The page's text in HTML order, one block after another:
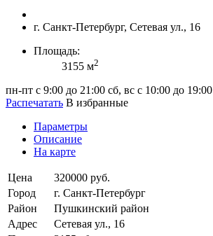
г. Санкт-Петербург, Сетевая ул., 16
Площадь:
3155 м2
пн-пт с 9:00 до 21:00 сб, вс с 10:00 до 19:00
Распечатать В избранные
Параметры
Описание
На карте
Цена
320000 руб.
Город
г. Санкт-Петербург
Район
Пушкинский район
Адрес
Сетевая ул., 16